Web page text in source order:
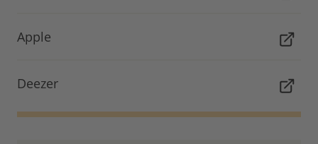
Apple
Deezer